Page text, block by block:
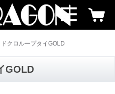
クロループタイGOLD
GOLD